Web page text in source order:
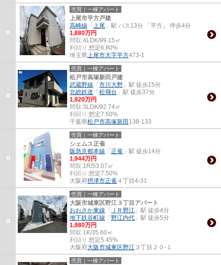
売買｜一棟アパート
上尾市平方戸建
高崎線 「 上尾 」駅 バス13分 「平方」 停歩4分
1,880万円
間取:4LDK/99.15㎡
利回り:想定6.80%
埼玉県上尾市大字平方473-1
売買｜一棟アパート
松戸市高塚新田戸建
武蔵野線 「 市川大野 」駅 徒歩15分
北総鉄道 「 松飛台 」駅 徒歩37分
1,920万円
間取:3LDK/92.74㎡
利回り:想定7.50%
千葉県松戸市高塚新田 138-133
売買｜一棟アパート
シェムス正雀
阪急京都本線 「 正雀 」駅 徒歩14分
1,944万円
間取:1R/53.07㎡
利回り:想定7.50%
大阪府摂津市正雀 ４丁目4-31
売買｜一棟アパート
大阪市城東区野江３丁目アパート
おおさか東線 「 ＪＲ野江 」駅 徒歩4分
地下鉄谷町線 「 野江内代 」駅 徒歩5分
1,980万円
間取:1K/35.60㎡
利回り:想定5.45%
大阪府大阪市城東区野江 ３丁目２０-１
売買｜一棟アパート